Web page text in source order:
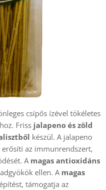
csípős ízével tökéletes
Friss jalapeno és zöld
ből készül. A jalapeno
erősíti az immunrendszert,
A magas antioxidáns
ellen. A magas
támogatja az